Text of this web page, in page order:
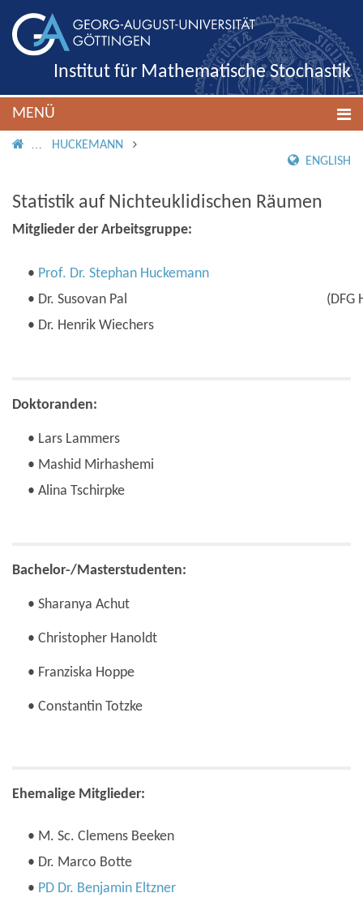
Institut für Mathematische Stochastik
MENÜ
IMS ROOTHUCKEMANN
ENGLISH
Statistik auf Nichteuklidischen Räumen
Mitglieder der Arbeitsgruppe:
• Prof. Dr. Stephan Huckemann
• Dr. Susovan Pal
(DFG
• Dr. Henrik Wiechers
Doktoranden:
• Lars Lammers
• Mashid Mirhashemi
• Alina Tschirpke
Bachelor-/Masterstudenten:
• Sharanya Achut
• Christopher Hanoldt
• Franziska Hoppe
• Constantin Totzke
Ehemalige Mitglieder:
• M. Sc. Clemens Beeken
• Dr. Marco Botte
• PD Dr. Benjamin Eltzner